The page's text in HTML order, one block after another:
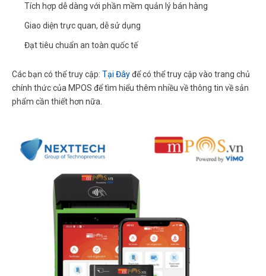
Tích hợp dễ dàng với phần mềm quản lý bán hàng
Giao diện trực quan, dễ sử dụng
Đạt tiêu chuẩn an toàn quốc tế
Các bạn có thể truy cập: Tại Đâyđể có thể truy cập vào trang chủ
chính thức của MPOS để tìm hiểu thêm nhiều về thông tin về sản
phẩm cần thiết hơn nữa.